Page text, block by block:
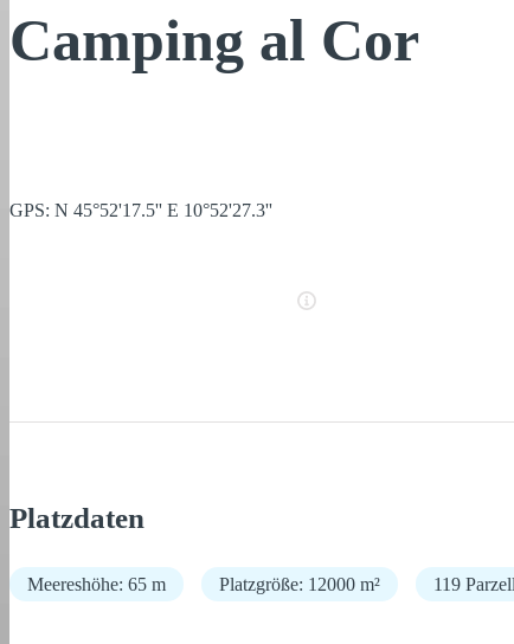
Camping al Cor
GPS: N 45°52'17.5'' E 10°52'27.3''
Platzdaten
Meereshöhe: 65 m Platzgröße: 12000 m² 119